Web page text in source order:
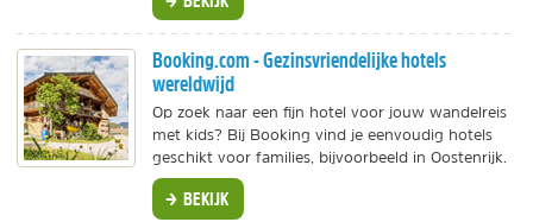
Booking.com - Gezinsvriendelijke hotels
wereldwijd
Op zoek naar een fijn hotel voor jouw wandelreis
met kids? Bij Booking vind je eenvoudig hotels
geschikt voor families, bijvoorbeeld in Oostenrijk.
BEKIJK